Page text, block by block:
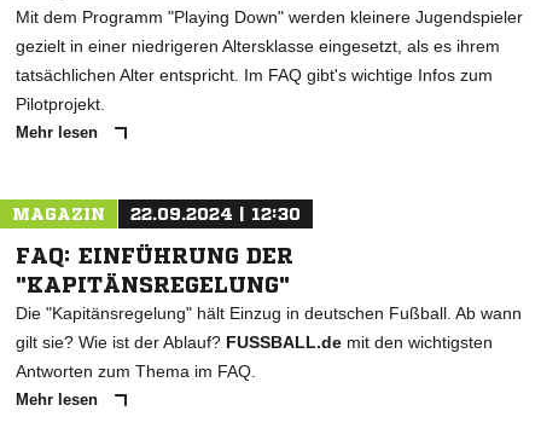
Mit dem Programm "Playing Down" werden kleinere Jugendspieler
gezielt in einer niedrigeren Altersklasse eingesetzt, als es ihrem
tatsächlichen Alter entspricht. Im FAQ gibt's wichtige Infos zum
Pilotprojekt.
Mehr lesen
MAGAZIN 22.09.2024 | 12:30
FAQ: EINFÜHRUNG DER
"KAPITÄNSREGELUNG"
Die "Kapitänsregelung" hält Einzug in deutschen Fußball. Ab wann
gilt sie? Wie ist der Ablauf? FUSSBALL.de mit den wichtigsten
Antworten zum Thema im FAQ.
Mehr lesen